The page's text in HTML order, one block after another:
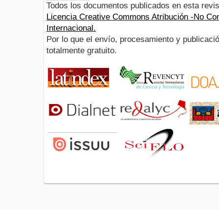
Todos los documentos publicados en esta
Licencia Creative Commons Atribución -No
Internacional.
Por lo que el envío, procesamiento y
totalmente gratuito.